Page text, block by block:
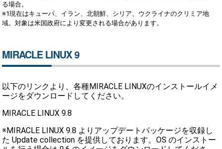
る場合。
※1現在はキューバ、イラン、北朝鮮、シリア、ウクライナのクリミア地
域。対象は米国政府により変更される場合があります。
MIRACLE LINUX 9
以下のリンクより、各種MIRACLE LINUXのインストールイメ
ージをダウンロードしてください。
MIRACLE LINUX 9.8
※MIRACLE LINUX 9.8 よりアップデートパッケージを収録し
た Update collection を提供しております。OS のインストー